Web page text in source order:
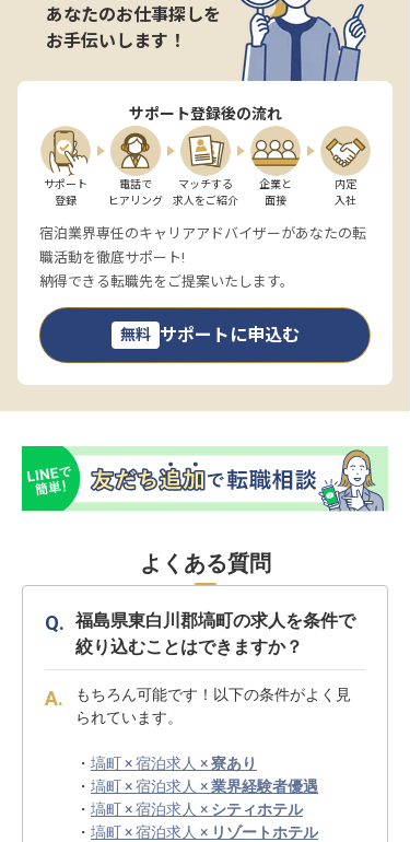
あなたのお仕事探しを
お手伝いします！
サポート登録後の流れ
サポート
登録
電話で
ヒアリング
マッチする
求人をご紹介
企業と
面接
内定
入社
宿泊業界専任のキャリアアドバイザーがあなたの転
職活動を徹底サポート!
納得できる転職先をご提案いたします。
無料 サポートに申込む
よくある質問
福島県東白川郡塙町の求人を条件で
絞り込むことはできますか？
もちろん可能です！以下の条件がよく見
られています。
・ 塙町 × 宿泊求人 ×寮あり
・ 塙町 × 宿泊求人 ×業界経験者優遇
・ 塙町 × 宿泊求人 × シティホテル
・ 塙町 × 宿泊求人 × リゾートホテル